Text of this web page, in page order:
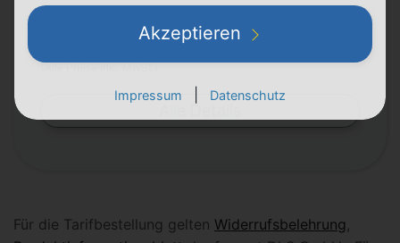
Durchschnitt pro Monat
Für die Tarifbestellung gelten Widerrufsbelehrung ,
Akzeptieren
Impressum Datenschutz